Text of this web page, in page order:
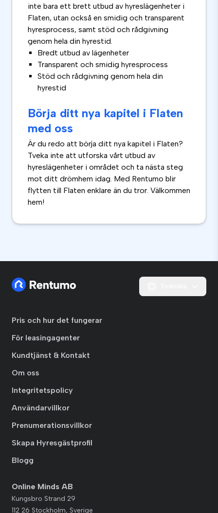
inte bara ett brett utbud av hyreslägenheter i
Flaten, utan också en smidig och transparent
hyresprocess, samt stöd och rådgivning
genom hela din hyrestid.
Bredt utbud av lägenheter
Transparent och smidig hyresprocess
Stöd och rådgivning genom hela din
hyrestid
Börja ditt nya kapitel i Flaten
med oss
Är du redo att börja ditt nya kapitel i Flaten?
Tveka inte att utforska vårt utbud av
hyreslägenheter i området och ta nästa steg
mot ditt drömhem idag. Med Rentumo blir
flytten till Flaten enklare än du tror. Välkommen
hem!
Pris och hur det fungerar
För leasingagenter
Kundtjänst & Kontakt
Om oss
Integritetspolicy
Användarvillkor
Prenumerationsvillkor
Skapa Hyresgästprofil
Blogg
Online Minds AB
Kungsbro Strand 29
112 26 Stockholm, Sverige